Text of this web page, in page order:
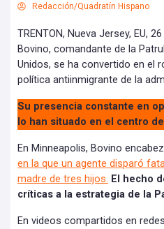
Redacción/Quadratín Hispano
TRENTON, Nueva Jersey, EU,
Bovino, comandante de la
Unidos, se ha convertido en el
política antiinmigrante de la
Su presencia constante en
lo han situado en el centro
En Minneapolis, Bovino
en la que un agente disparó
madre de tres hijos. El hecho
críticas a la estrategia de la
En videos compartidos en